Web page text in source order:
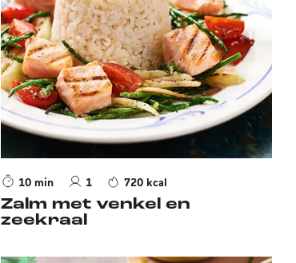
10 min 1 720 kcal
Zalm met venkel en
zeekraal